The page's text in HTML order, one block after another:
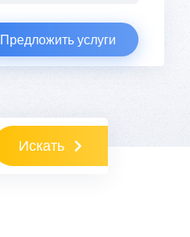
Предложить услуги
Искать